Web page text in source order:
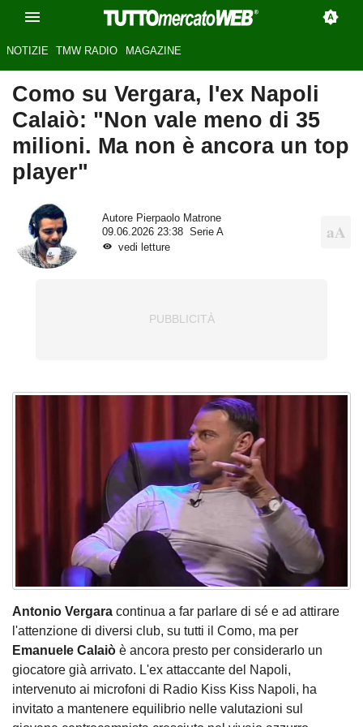
NOTIZIE TMW RADIO MAGAZINE
Como su Vergara, l'ex Napoli
Calaiò: "Non vale meno di 35
milioni. Ma non è ancora un top
player"
Autore Pierpaolo Matrone
09.06.2026 23:38
Serie A
vedi letture
Antonio Vergara continua a far parlare di sé e ad attirare
l'attenzione di diversi club, su tutti il Como, ma per
Emanuele Calaiò è ancora presto per considerarlo un
giocatore già arrivato. L'ex attaccante del Napoli,
intervenuto ai microfoni di Radio Kiss Kiss Napoli, ha
invitato a mantenere equilibrio nelle valutazioni sul